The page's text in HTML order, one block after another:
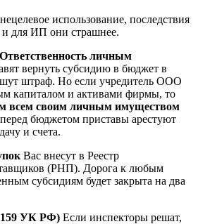
использование, последствия
для ИП они страшнее.
личным
вернуть субсидию в бюджет в
штраф. Но если учредитель ООО
капиталом и активами фирмы, то
всем своим личным имуществом
бюджетом приставы арестуют
и счета.
Вас внесут в Реестр
(РНП). Дорога к любым
субсидиям будет закрыта на два
159 УК РФ) Если инспекторы решат,